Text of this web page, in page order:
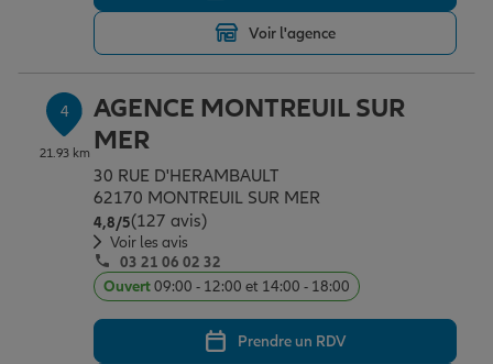
Tous nos devis d'assurance
Voir l'agence
4
21.93 km
AGENCE MONTREUIL SUR
MER
30 RUE D'HERAMBAULT
62170 MONTREUIL SUR MER
4,8/5Note de 4.8 sur 5
(127 avis)
Voir les avis
03 21 06 02 32
Ouvert09:00 - 12:00 et 14:00 - 18:00
Prendre un RDV